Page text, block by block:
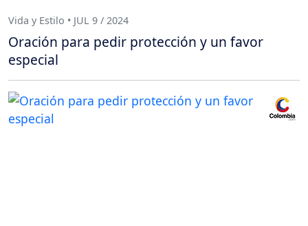
Vida y Estilo • JUL 9 / 2024
Oración para pedir protección y un favor
especial